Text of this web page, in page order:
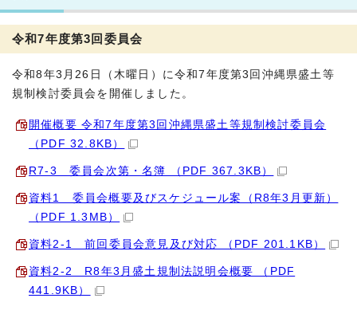
令和7年度第3回委員会
令和8年3月26日（木曜日）に令和7年度第3回沖縄県盛土等
規制検討委員会を開催しました。
開催概要 令和7年度第3回沖縄県盛土等規制検討委員会
（PDF 32.8KB）
R7-3 委員会次第・名簿 （PDF 367.3KB）
資料1 委員会概要及びスケジュール案（R8年3月更新）
（PDF 1.3MB）
資料2-1 前回委員会意見及び対応 （PDF 201.1KB）
資料2-2 R8年3月盛土規制法説明会概要 （PDF
441.9KB）